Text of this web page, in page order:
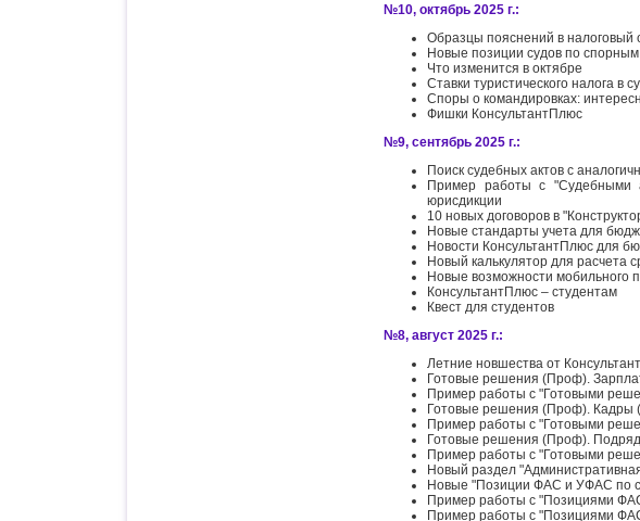
№10, октябрь 2025 г.:
Образцы пояснений в налоговый
Новые позиции судов по
Что изменится в октябре
Ставки туристического налога в
Споры о командировках:
Фишки КонсультантПлюс
№9, сентябрь 2025 г.:
Поиск судебных актов с
Пример работы с "Судебными
юрисдикции
10 новых договоров в
Новые стандарты учета для
Новости КонсультантПлюс для
Новый калькулятор для расчета
Новые возможности мобильного
КонсультантПлюс – студентам
Квест для студентов
№8, август 2025 г.:
Летние новшества от
Готовые решения (Проф).
Пример работы с "Готовыми
Готовые решения (Проф). Кадры
Пример работы с "Готовыми
Готовые решения (Проф). Подряд
Пример работы с "Готовыми
Новый раздел
Новые "Позиции ФАС и УФАС по
Пример работы с "Позициями
Пример работы с "Позициями